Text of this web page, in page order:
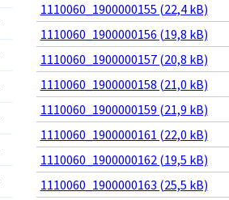
1110060_1900000155 (22,4 kB)
1110060_1900000156 (19,8 kB)
1110060_1900000157 (20,8 kB)
1110060_1900000158 (21,0 kB)
1110060_1900000159 (21,9 kB)
1110060_1900000161 (22,0 kB)
1110060_1900000162 (19,5 kB)
1110060_1900000163 (25,5 kB)